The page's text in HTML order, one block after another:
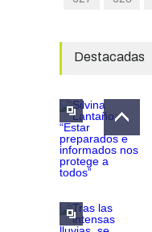
Destacadas